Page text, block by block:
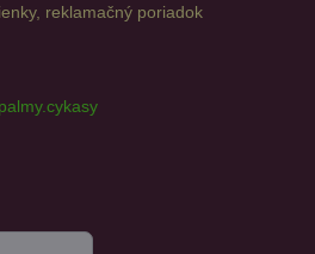
reklamačný poriadok
palmy.cykasy